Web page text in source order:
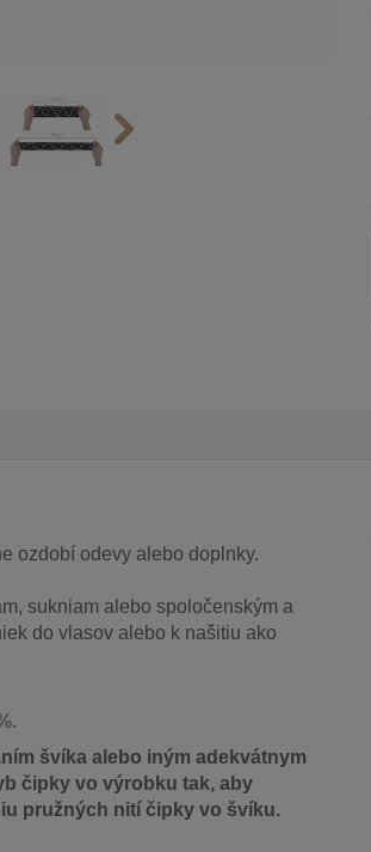
ozdobí odevy alebo doplnky.
sukniam alebo spoločenským a
do vlasov alebo k našitiu ako
švíka alebo iným adekvátnym
čipky vo výrobku tak, aby
pružných nití čipky vo švíku.